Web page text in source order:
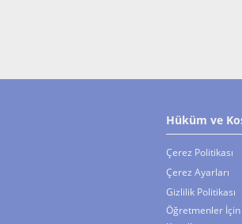
Hüküm ve
Çerez Politikası
Çerez Ayarları
Gizlilik Politikası
Öğretmenler İçin